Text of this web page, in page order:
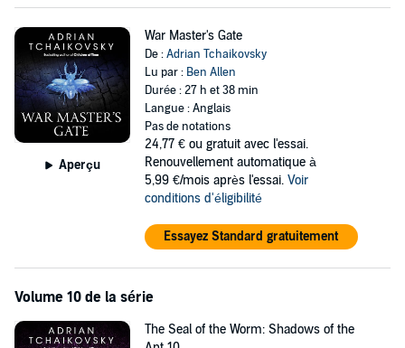
Aperçu
War Master's Gate
De :Adrian Tchaikovsky
Lu par : Ben Allen
Durée : 27 h et 38 min
Langue : Anglais
Pas de notations
24,77 € ou gratuit avec l'essai.
Renouvellement automatique à
5,99 €/mois après l'essai. Voir
conditions d'éligibilité
Essayez Standard gratuitement
Volume 10 de la série
The Seal of the Worm: Shadows of the